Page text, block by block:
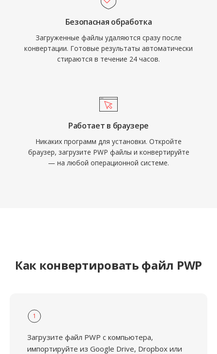
Безопасная обработка
Загруженные файлы удаляются сразу после
конвертации. Готовые результаты автоматически
стираются в течение 24 часов.
Работает в браузере
Никаких программ для установки. Откройте
браузер, загрузите PWP файлы и конвертируйте
— на любой операционной системе.
Как конвертировать файл PWP
1
Загрузите файл PWP с компьютера,
импортируйте из Google Drive, Dropbox или